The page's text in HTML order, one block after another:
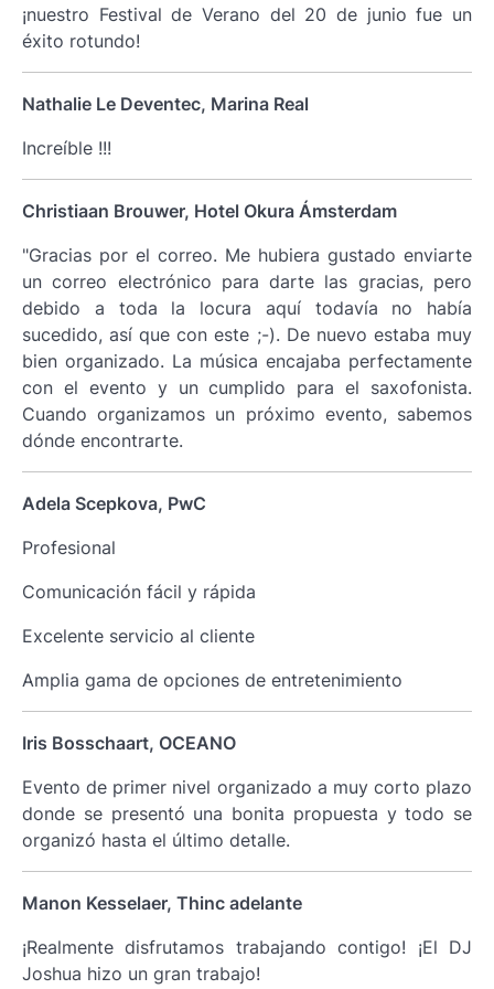
¡nuestro Festival de Verano del 20 de junio fue un
éxito rotundo!
Nathalie Le Deventec, Marina Real
Increíble !!!
Christiaan Brouwer, Hotel Okura Ámsterdam
"Gracias por el correo. Me hubiera gustado enviarte
un correo electrónico para darte las gracias, pero
debido a toda la locura aquí todavía no había
sucedido, así que con este ;-). De nuevo estaba muy
bien organizado. La música encajaba perfectamente
con el evento y un cumplido para el saxofonista.
Cuando organizamos un próximo evento, sabemos
dónde encontrarte.
Adela Scepkova, PwC
Profesional
Comunicación fácil y rápida
Excelente servicio al cliente
Amplia gama de opciones de entretenimiento
Iris Bosschaart, OCEANO
Evento de primer nivel organizado a muy corto plazo
donde se presentó una bonita propuesta y todo se
organizó hasta el último detalle.
Manon Kesselaer, Thinc adelante
¡Realmente disfrutamos trabajando contigo! ¡El DJ
Joshua hizo un gran trabajo!